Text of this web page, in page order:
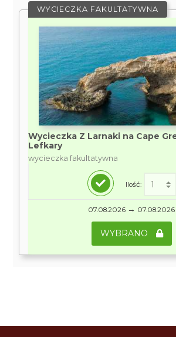
WYCIECZKA FAKULTATYWNA
Wycieczka Z Larnaki na Cape
Lefkary
wycieczka fakultatywna
Ilość:
07.08.2026 → 07.08.2026
WYBRANO